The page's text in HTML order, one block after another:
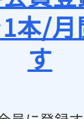
本/
す